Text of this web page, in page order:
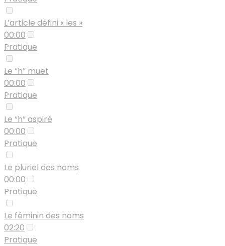
L’article défini « les »
00:00
Pratique
Le “h” muet
00:00
Pratique
Le “h” aspiré
00:00
Pratique
Le pluriel des noms
00:00
Pratique
Le féminin des noms
02:20
Pratique